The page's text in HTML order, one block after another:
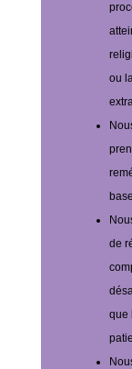
ou
de
que